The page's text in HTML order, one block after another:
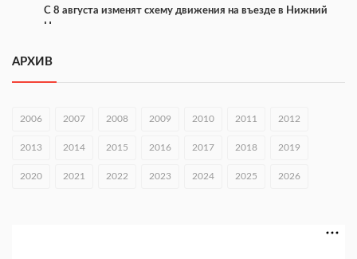
С 8 августа изменят схему движения на въезде в Нижний
Новгород
В Нижегородской области прошло заседание АТК и
07.08.2026 14:54
В Чкаловске спустили на воду «Метеор-120Р»
07.08.2026 14:01
АРХИВ
2006 2007 2008 2009 2010 2011 2012
2013 2014 2015 2016 2017 2018 2019
2020 2021 2022 2023 2024 2025 2026